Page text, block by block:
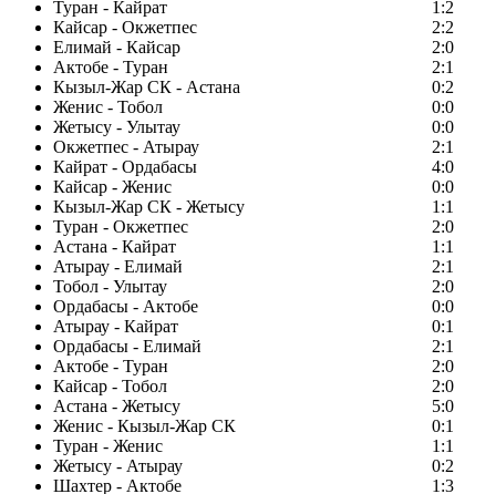
Туран - Кайрат
1:2
Кайсар - Окжетпес
2:2
Елимай - Кайсар
2:0
Актобе - Туран
2:1
Кызыл-Жар СК - Астана
0:2
Женис - Тобол
0:0
Жетысу - Улытау
0:0
Окжетпес - Атырау
2:1
Кайрат - Ордабасы
4:0
Кайсар - Женис
0:0
Кызыл-Жар СК - Жетысу
1:1
Туран - Окжетпес
2:0
Астана - Кайрат
1:1
Атырау - Елимай
2:1
Тобол - Улытау
2:0
Ордабасы - Актобе
0:0
Атырау - Кайрат
0:1
Ордабасы - Елимай
2:1
Актобе - Туран
2:0
Кайсар - Тобол
2:0
Астана - Жетысу
5:0
Женис - Кызыл-Жар СК
0:1
Туран - Женис
1:1
Жетысу - Атырау
0:2
Шахтер - Актобе
1:3